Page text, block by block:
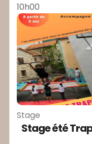
10h00
Stage
Stage été